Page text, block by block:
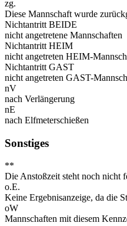
zg.
Diese Mannschaft wurde
Nichtantritt BEIDE
nicht angetretene Mannschaften
Nichtantritt HEIM
nicht angetreten HEIM-
Nichtantritt GAST
nicht angetreten GAST-
nV
nach Verlängerung
nE
nach Elfmeterschießen
Sonstiges
**
Die Anstoßzeit steht noch nicht
o.E.
Keine Ergebnisanzeige, da die
oW
Mannschaften mit diesem